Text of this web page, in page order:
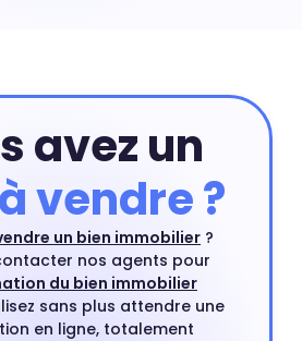
avez un
à vendre ?
un bien immobilier ?
nos agents pour
du bien immobilier
sans plus attendre une
en ligne, totalement